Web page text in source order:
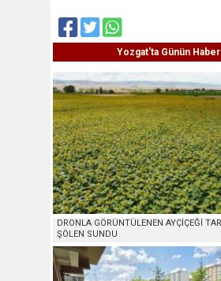
Yozgat'ta Günün
DRONLA GÖRÜNTÜLENEN AYÇİÇEĞİ
ŞÖLEN SUNDU